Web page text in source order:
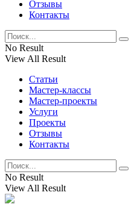
Отзывы
Контакты
No Result
View All Result
Статьи
Мастер-классы
Мастер-проекты
Услуги
Проекты
Отзывы
Контакты
No Result
View All Result